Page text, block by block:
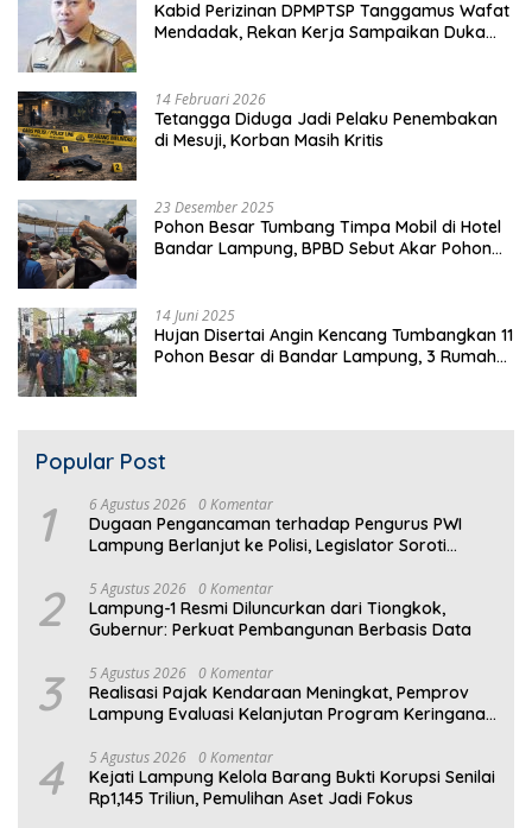
Kabid Perizinan DPMPTSP Tanggamus Wafat
Mendadak, Rekan Kerja Sampaikan Duka
14 Februari 2026
Tetangga Diduga Jadi Pelaku Penembakan
di Mesuji, Korban Masih Kritis
23 Desember 2025
Pohon Besar Tumbang Timpa Mobil di Hotel
Bandar Lampung, BPBD Sebut Akar Pohon
14 Juni 2025
Hujan Disertai Angin Kencang Tumbangkan 11
Pohon Besar di Bandar Lampung, 3 Rumah
Popular Post
1 6 Agustus 2026 0 Komentar
Dugaan Pengancaman terhadap Pengurus PWI
Lampung Berlanjut ke Polisi, Legislator Soroti
2 5 Agustus 2026 0 Komentar
Lampung-1 Resmi Diluncurkan dari Tiongkok,
Gubernur: Perkuat Pembangunan Berbasis Data
3 5 Agustus 2026 0 Komentar
Realisasi Pajak Kendaraan Meningkat, Pemprov
Lampung Evaluasi Kelanjutan Program Keringanan
4 5 Agustus 2026 0 Komentar
Kejati Lampung Kelola Barang Bukti Korupsi Senilai
Rp1,145 Triliun, Pemulihan Aset Jadi Fokus